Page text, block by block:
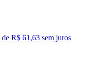
de R$ 61,63 sem juros